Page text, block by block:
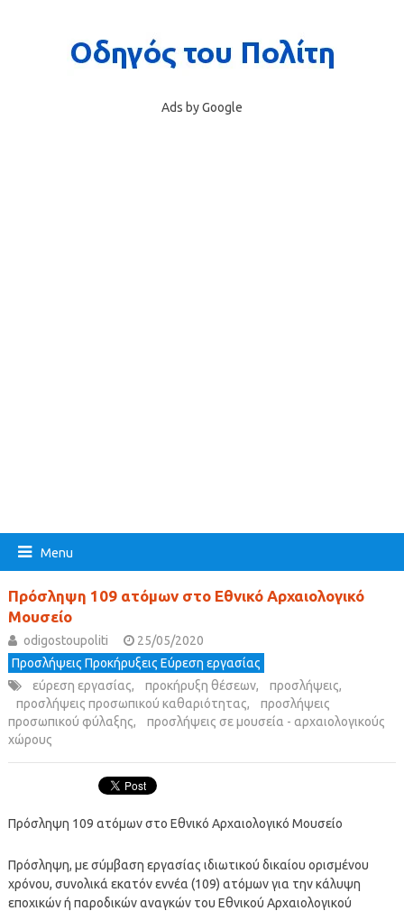
Ads by Google
Menu
Πρόσληψη 109 ατόμων στο Εθνικό Αρχαιολογικό
Μουσείο
odigostoupoliti
25/05/2020
Προσλήψεις Προκήρυξεις Εύρεση εργασίας
εύρεση εργασίας, προκήρυξη θέσεων, προσλήψεις,
προσλήψεις προσωπικού καθαριότητας,
προσλήψεις
προσωπικού φύλαξης,
προσλήψεις σε μουσεία - αρχαιολογικούς
χώρους
Πρόσληψη 109 ατόμων στο Εθνικό Αρχαιολογικό Μουσείο
Πρόσληψη, με σύμβαση εργασίας ιδιωτικού δικαίου ορισμένου
χρόνου, συνολικά εκατόν εννέα (109) ατόμων για την κάλυψη
εποχικών ή παροδικών αναγκών του Εθνικού Αρχαιολογικού